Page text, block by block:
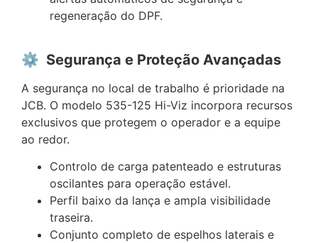
regeneração do DPF.
⚙️ Segurança e Proteção Avançadas
A segurança no local de trabalho é prioridade na
JCB. O modelo 535-125 Hi-Viz incorpora recursos
exclusivos que protegem o operador e a equipe
ao redor.
Controlo de carga patenteado e estruturas
oscilantes para operação estável.
Perfil baixo da lança e ampla visibilidade
traseira.
Conjunto completo de espelhos laterais e